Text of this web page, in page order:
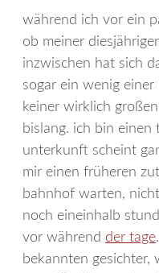
während ich vor ein
ob meiner
inzwischen hat sich
sogar ein wenig
keiner wirklich
bislang. ich bin einen
unterkunft scheint
mir einen früheren
bahnhof warten,
noch eineinhalb
vor während der tage
bekannten gesichter,